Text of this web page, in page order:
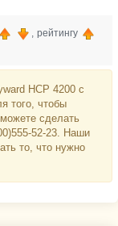
, рейтингу
HCP 4200 с
того, чтобы
сделать
52-23. Наши
то, что нужно